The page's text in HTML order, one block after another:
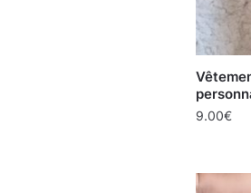
9.00€